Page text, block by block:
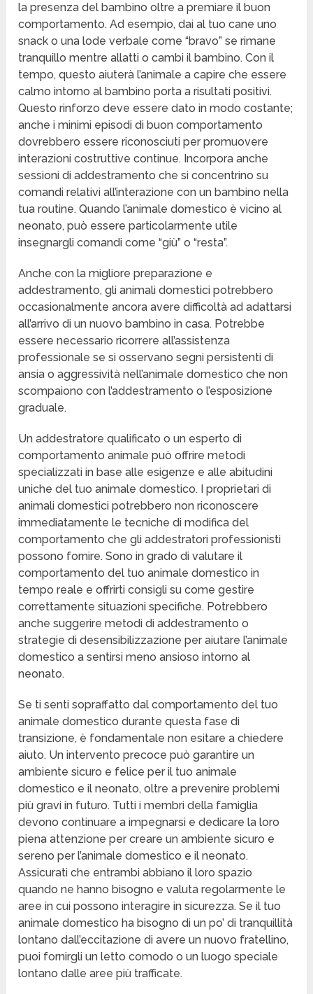
la presenza del bambino oltre a premiare il buon
comportamento. Ad esempio, dai al tuo cane uno
snack o una lode verbale come “bravo” se rimane
tranquillo mentre allatti o cambi il bambino. Con il
tempo, questo aiuterà l’animale a capire che essere
calmo intorno al bambino porta a risultati positivi.
Questo rinforzo deve essere dato in modo costante;
anche i minimi episodi di buon comportamento
dovrebbero essere riconosciuti per promuovere
interazioni costruttive continue. Incorpora anche
sessioni di addestramento che si concentrino su
comandi relativi all’interazione con un bambino nella
tua routine. Quando l’animale domestico è vicino al
neonato, può essere particolarmente utile
insegnargli comandi come “giù” o “resta”.
Anche con la migliore preparazione e
addestramento, gli animali domestici potrebbero
occasionalmente ancora avere difficoltà ad adattarsi
all’arrivo di un nuovo bambino in casa. Potrebbe
essere necessario ricorrere all’assistenza
professionale se si osservano segni persistenti di
ansia o aggressività nell’animale domestico che non
scompaiono con l’addestramento o l’esposizione
graduale.
Un addestratore qualificato o un esperto di
comportamento animale può offrire metodi
specializzati in base alle esigenze e alle abitudini
uniche del tuo animale domestico. I proprietari di
animali domestici potrebbero non riconoscere
immediatamente le tecniche di modifica del
comportamento che gli addestratori professionisti
possono fornire. Sono in grado di valutare il
comportamento del tuo animale domestico in
tempo reale e offrirti consigli su come gestire
correttamente situazioni specifiche. Potrebbero
anche suggerire metodi di addestramento o
strategie di desensibilizzazione per aiutare l’animale
domestico a sentirsi meno ansioso intorno al
neonato.
Se ti senti sopraffatto dal comportamento del tuo
animale domestico durante questa fase di
transizione, è fondamentale non esitare a chiedere
aiuto. Un intervento precoce può garantire un
ambiente sicuro e felice per il tuo animale
domestico e il neonato, oltre a prevenire problemi
più gravi in futuro. Tutti i membri della famiglia
devono continuare a impegnarsi e dedicare la loro
piena attenzione per creare un ambiente sicuro e
sereno per l’animale domestico e il neonato.
Assicurati che entrambi abbiano il loro spazio
quando ne hanno bisogno e valuta regolarmente le
aree in cui possono interagire in sicurezza. Se il tuo
animale domestico ha bisogno di un po’ di tranquillità
lontano dall’eccitazione di avere un nuovo fratellino,
puoi fornirgli un letto comodo o un luogo speciale
lontano dalle aree più trafficate.